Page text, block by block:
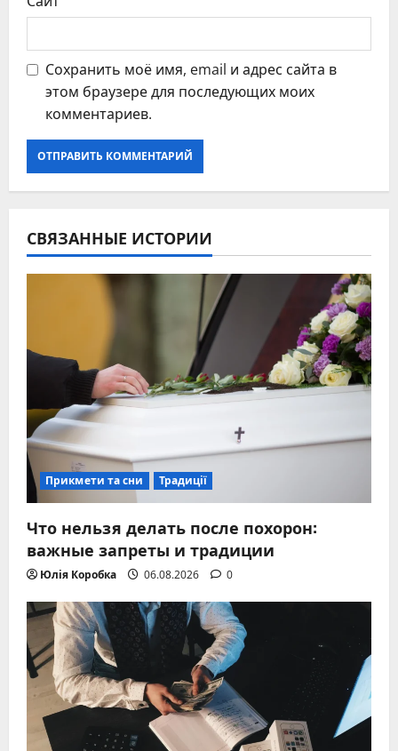
Сохранить моё имя, email и адрес сайта в
этом браузере для последующих моих
комментариев.
СВЯЗАННЫЕ ИСТОРИИ
Прикмети та сни Традиції
Что нельзя делать после похорон:
важные запреты и традиции
Юлія Коробка 06.08.2026 0